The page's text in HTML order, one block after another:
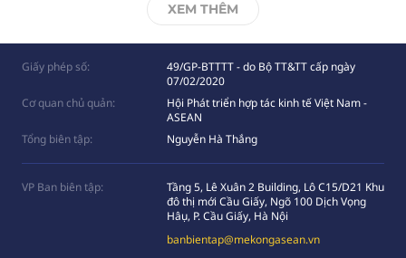
XEM THÊM
Giấy phép số:
49/GP-BTTTT - do Bộ TT&TT cấp ngày
07/02/2020
Cơ quan chủ quản:
Hội Phát triển hợp tác kinh tế Việt Nam -
ASEAN
Tổng biên tập:
Nguyễn Hà Thắng
VP Ban biên tập:
Tầng 5, Lê Xuân 2 Building, Lô C15/D21 Khu
đô thị mới Cầu Giấy, Ngõ 100 Dịch Vọng
Hâụ, P. Cầu Giấy, Hà Nội
banbientap@mekongasean.vn